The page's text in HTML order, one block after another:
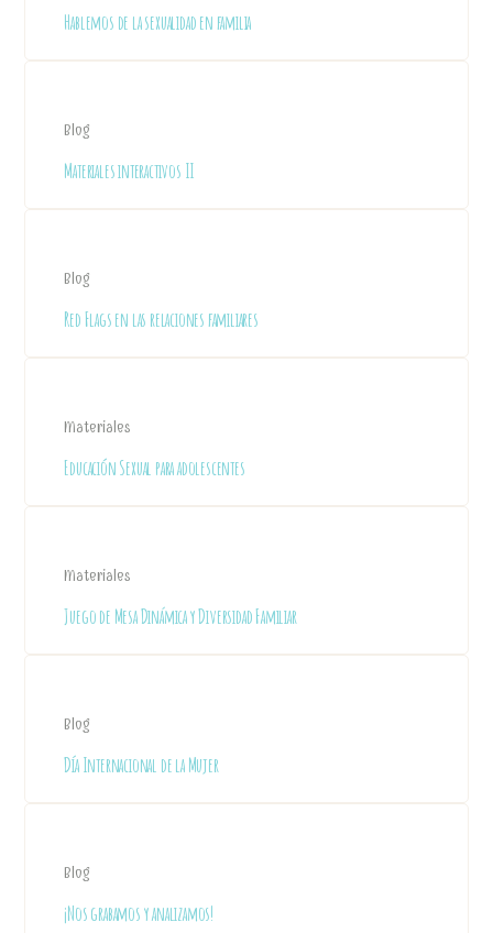
Hablemos de la sexualidad en familia
Blog
Materiales interactivos II
Blog
Red Flags en las relaciones familiares
Materiales
Educación Sexual para adolescentes
Materiales
Juego de Mesa Dinámica y Diversidad Familiar
Blog
Día Internacional de la Mujer
Blog
¡Nos grabamos y analizamos!